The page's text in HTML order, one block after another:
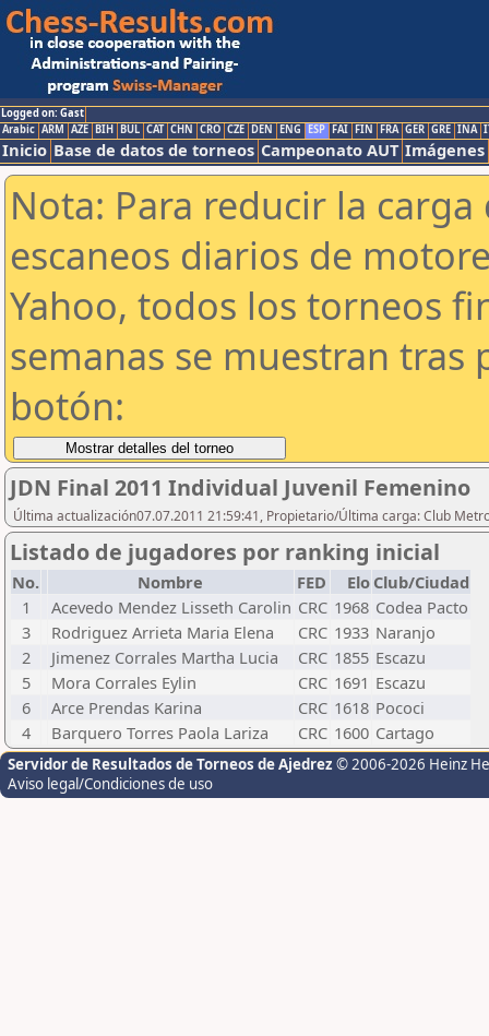
Logged on: Gast
Arabic ARM AZE BIH BUL CAT CHN CRO CZE DEN ENG ESP FAI FIN FRA GER GRE INA
Inicio Base de datos de torneos Campeonato AUT Imágenes
Nota: Para reducir la
escaneos diarios de
Yahoo, todos los torneos
semanas se muestran tras
botón:
JDN Final 2011 Individual Juvenil Femenino
Última actualización07.07.2011 21:59:41, Propietario/Última carga: Club
Listado de jugadores por ranking inicial
No. Nombre FED Elo Club/Ciudad
1
Acevedo Mendez Lisseth Carolin CRC 1968 Codea Pacto
3
Rodriguez Arrieta Maria Elena CRC 1933 Naranjo
2
Jimenez Corrales Martha Lucia CRC 1855 Escazu
5
Mora Corrales Eylin CRC 1691 Escazu
6
Arce Prendas Karina CRC 1618 Pococi
4
Barquero Torres Paola Lariza CRC 1600 Cartago
Servidor de Resultados de Torneos de Ajedrez © 2006-2026 Heinz
Aviso legal/Condiciones de uso